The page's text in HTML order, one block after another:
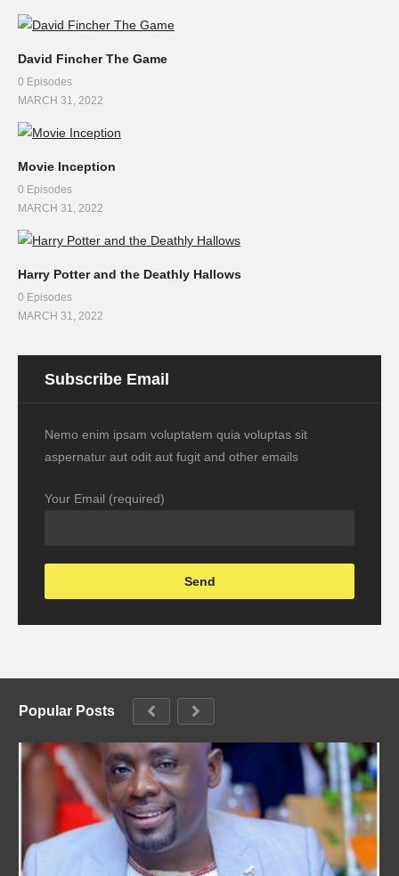
David Fincher The Game
0 Episodes
MARCH 31, 2022
Movie Inception
0 Episodes
MARCH 31, 2022
Harry Potter and the Deathly Hallows
0 Episodes
MARCH 31, 2022
Subscribe Email
Nemo enim ipsam voluptatem quia voluptas sit
aspernatur aut odit aut fugit and other emails
Your Email (required)
Popular Posts